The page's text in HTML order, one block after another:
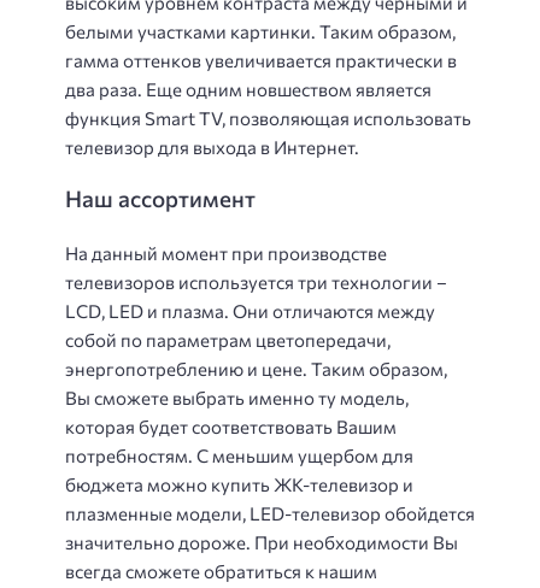
белыми участками картинки. Таким образом,
гамма оттенков увеличивается практически в
два раза. Еще одним новшеством является
функция Smart TV, позволяющая использовать
телевизор для выхода в Интернет.
Наш ассортимент
На данный момент при производстве
телевизоров используется три технологии –
LCD, LED и плазма. Они отличаются между
собой по параметрам цветопередачи,
энергопотреблению и цене. Таким образом,
Вы сможете выбрать именно ту модель,
которая будет соответствовать Вашим
потребностям. С меньшим ущербом для
бюджета можно купить ЖК-телевизор и
плазменные модели, LED-телевизор обойдется
значительно дороже. При необходимости Вы
всегда сможете обратиться к нашим